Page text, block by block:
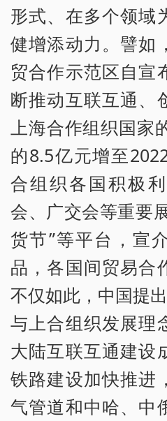
形式、在多个领域
健增添动力。譬如
贸合作示范区自宣
断推动互联互通、
上海合作组织国家
的8.5亿元增至
合组织各国积极
会、广交会等重要
货节”等平台，宣
品，各国间贸易合
不仅如此，中国提
与上合组织发展理
大陆互联互通建设
铁路建设加快推
气管道和中哈、中